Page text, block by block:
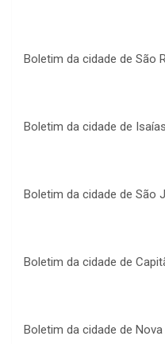
Boletim da cidade de São
Boletim da cidade de
Boletim da cidade de São
Boletim da cidade de
Boletim da cidade de